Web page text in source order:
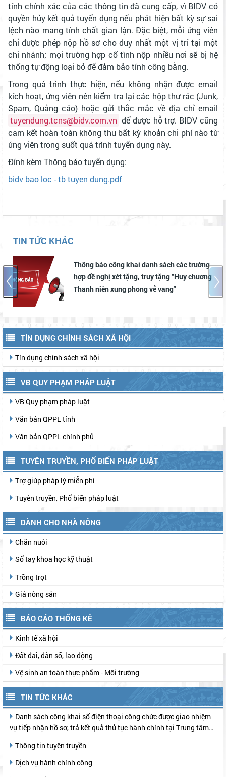
tính chính xác của các thông tin đã cung cấp, vì BIDV có
quyền hủy kết quả tuyển dụng nếu phát hiện bất kỳ sự sai
lệch nào mang tính chất gian lận. Đặc biệt, mỗi ứng viên
chỉ được phép nộp hồ sơ cho duy nhất một vị trí tại một
chi nhánh; mọi trường hợp cố tình nộp nhiều nơi sẽ bị hệ
thống tự động loại bỏ để đảm bảo tính công bằng.
Trong quá trình thực hiện, nếu không nhận được email
kích hoạt, ứng viên nên kiểm tra lại các hộp thư rác (Junk,
Spam, Quảng cáo) hoặc gửi thắc mắc về địa chỉ email
tuyendung.tcns@bidv.com.vn để được hỗ trợ. BIDV cũng
cam kết hoàn toàn không thu bất kỳ khoản chi phí nào từ
ứng viên trong suốt quá trình tuyển dụng này.
Đính kèm Thông báo tuyển dụng:
bidv bao loc - tb tuyen dung.pdf
TIN TỨC KHÁC
Thông báo công khai danh sách các trường
hợp đề nghị xét tặng, truy tặng “Huy chương
Thanh niên xung phong vẻ vang"
TÍN DỤNG CHÍNH SÁCH XÃ HỘI
Tín dụng chính sách xã hội
VB QUY PHẠM PHÁP LUẬT
VB Quy phạm pháp luật
Văn bản QPPL tỉnh
Văn bản QPPL chính phủ
TUYÊN TRUYỀN, PHỔ BIẾN PHÁP LUẬT
Trợ giúp pháp lý miễn phí
Tuyên truyền, Phổ biến pháp luật
DÀNH CHO NHÀ NÔNG
Chăn nuôi
Sổ tay khoa học kỹ thuật
Trồng trọt
Giá nông sản
BÁO CÁO THỐNG KÊ
Kinh tế xã hội
Đất đai, dân số, lao động
Vệ sinh an toàn thực phẩm - Môi trường
TIN TỨC KHÁC
vụ tiếp nhận hồ sơ, trả kết quả thủ tục hành chính tại Trung tâm
Thông tin tuyên truyền
Dịch vụ hành chính công